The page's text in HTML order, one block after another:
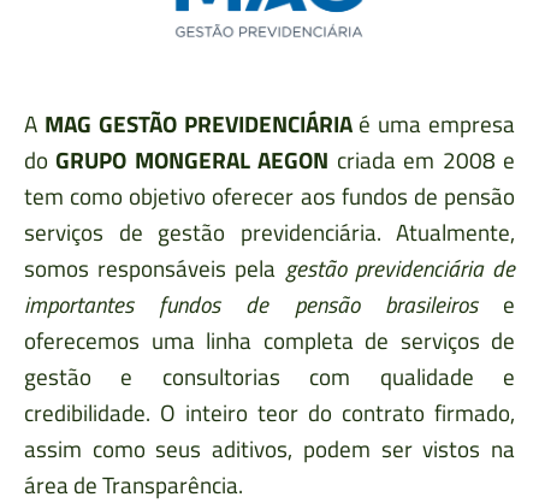
A MAG GESTÃO PREVIDENCIÁRIAé uma empresa
doGRUPO MONGERAL AEGON criada em 2008 e
tem como objetivo oferecer aos fundos de pensão
serviços de gestão previdenciária. Atualmente,
somos responsáveis pela gestão previdenciária de
importantes fundos de pensão brasileirose
oferecemos uma linha completa de serviços de
gestão e consultorias com qualidade e
credibilidade. O inteiro teor do contrato firmado,
assim como seus aditivos, podem ser vistos na
área de Transparência.